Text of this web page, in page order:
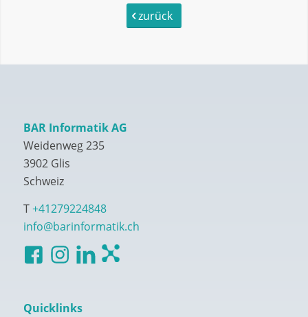
zurück
BAR Informatik AG
Weidenweg 235
3902 Glis
Schweiz
T+41279224848
info@barinformatik.ch
Quicklinks